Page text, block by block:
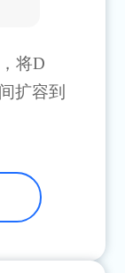
将D
扩容到